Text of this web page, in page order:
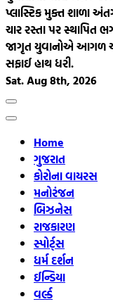
પ્લાસ્ટિક મુક્ત શાળા
ચાર રસ્તા પર સ્થાપિત
જાગૃત યુવાનોએ આગળ
સફાઈ હાથ ધરી.
Sat. Aug 8th, 2026
Home
ગુજરાત
કોરોના વાયરસ
મનોરંજન
બિઝનેસ
રાજકારણ
સ્પોર્ટ્સ
ધર્મ દર્શન
ઈન્ડિયા
વર્લ્ડ